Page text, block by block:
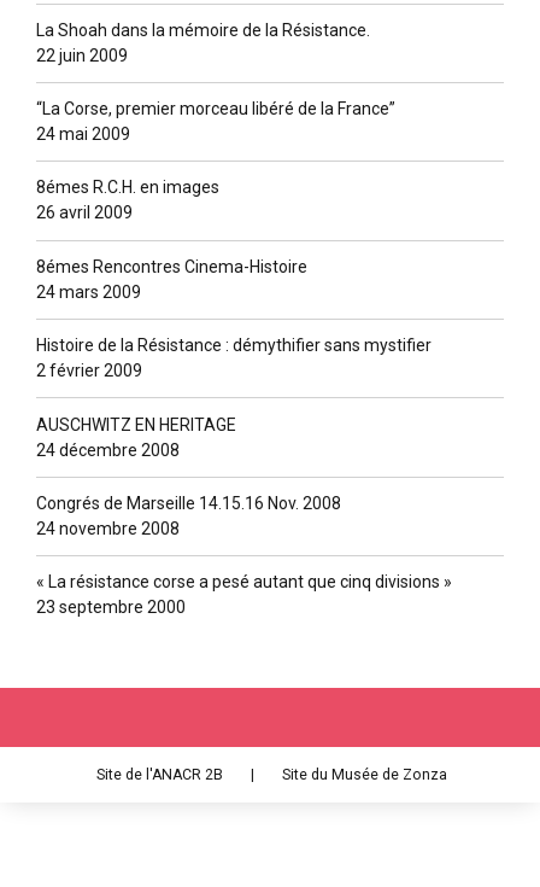
La Shoah dans la mémoire de la Résistance.
22 juin 2009
“La Corse, premier morceau libéré de la France”
24 mai 2009
8émes R.C.H. en images
26 avril 2009
8émes Rencontres Cinema-Histoire
24 mars 2009
Histoire de la Résistance : démythifier sans mystifier
2 février 2009
AUSCHWITZ EN HERITAGE
24 décembre 2008
Congrés de Marseille 14.15.16 Nov. 2008
24 novembre 2008
« La résistance corse a pesé autant que cinq divisions »
23 septembre 2000
Site de l'ANACR 2B | Site du Musée de Zonza